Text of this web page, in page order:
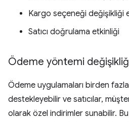
Kargo seçeneği değişikliği
Satıcı doğrulama etkinliği
Ödeme yöntemi
Ödeme uygulamaları birden
destekleyebilir ve satıcılar,
olarak özel indirimler sunabilir. Bu